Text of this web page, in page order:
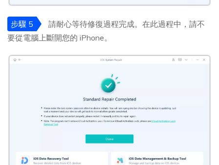
步驟 5
請耐心等待修復過程完成。在此過程中，請不
要從電腦上斷開您的 iPhone。